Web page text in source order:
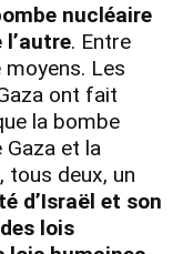
nucléaire
l’autre. Entre
moyens. Les
ont fait
la bombe
et la
tous deux, un
d’Israël et son
lois